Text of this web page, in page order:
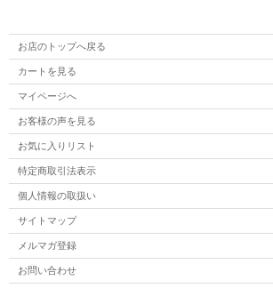
お店のトップへ戻る
カートを見る
マイページへ
お客様の声を見る
お気に入りリスト
特定商取引法表示
個人情報の取扱い
サイトマップ
メルマガ登録
お問い合わせ